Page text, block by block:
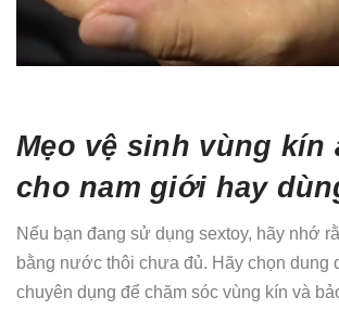
Mẹo vệ sinh vùng kín
cho nam giới hay
Nếu bạn đang sử dụng sextoy, hãy nhớ
bằng nước thôi chưa đủ. Hãy chọn dung
chuyên dụng để chăm sóc vùng kín và